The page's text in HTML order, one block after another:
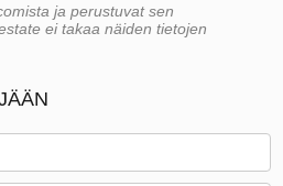
ja perustuvat sen
ei takaa näiden tietojen